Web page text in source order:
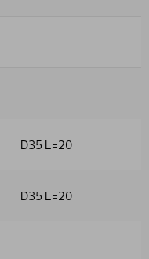
D35 L=20
D35 L=20